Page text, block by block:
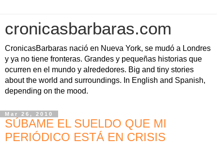
cronicasbarbaras.com
CronicasBarbaras nació en Nueva York, se mudó a Londres
y ya no tiene fronteras. Grandes y pequeñas historias que
ocurren en el mundo y alrededores. Big and tiny stories
about the world and surroundings. In English and Spanish,
depending on the mood.
Mar 26, 2010
SÚBAME EL SUELDO QUE MI
PERIÓDICO ESTÁ EN CRISIS